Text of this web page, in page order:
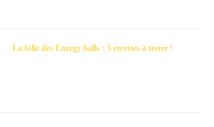
La folie des Energy balls : 5 recettes à tester !